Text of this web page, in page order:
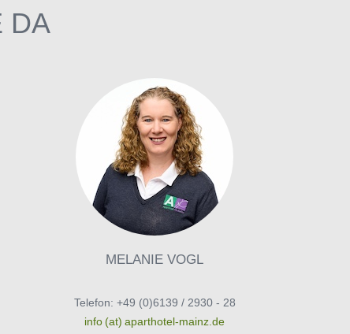
DA
MELANIE VOGL
Telefon: +49 (0)6139 / 2930 - 28
info (at) aparthotel-mainz.de